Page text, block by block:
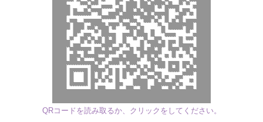
QRコードを読み取るか、クリックをしてください。